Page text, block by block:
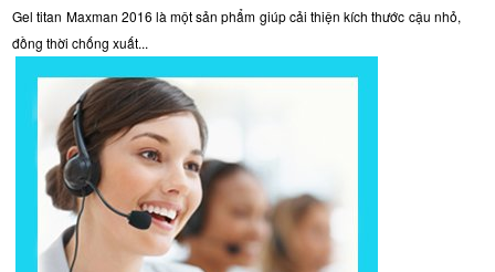
Gel titan Maxman 2016 là một sản phẩm giúp cải thiện kích thước cậu nhỏ,
đồng thời chống xuất...